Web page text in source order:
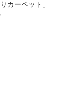
カーペット」